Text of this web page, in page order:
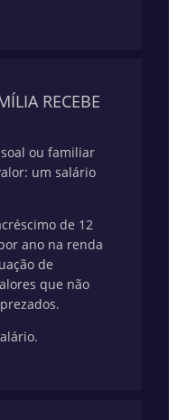
RECEBE
ou familiar
um salário
de 12
ano na renda
de
que não